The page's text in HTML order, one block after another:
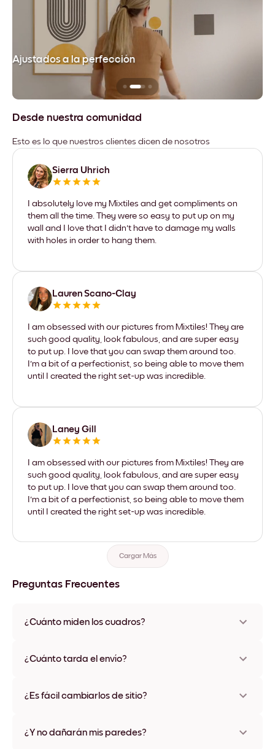
Ajustados a la perfección
Desde nuestra comunidad
Esto es lo que nuestros clientes dicen de nosotros
Sierra Uhrich
I absolutely love my Mixtiles and get compliments on
them all the time. They were so easy to put up on my
wall and I love that I didn't have to damage my walls
with holes in order to hang them.
Lauren Scano-Clay
I am obsessed with our pictures from Mixtiles! They are
such good quality, look fabulous, and are super easy
to put up. I love that you can swap them around too.
I'm a bit of a perfectionist, so being able to move them
until I created the right set-up was incredible.
Laney Gill
I am obsessed with our pictures from Mixtiles! They are
such good quality, look fabulous, and are super easy
to put up. I love that you can swap them around too.
I'm a bit of a perfectionist, so being able to move them
until I created the right set-up was incredible.
Cargar Más
Preguntas Frecuentes
¿Cuánto miden los cuadros?
varios materiales y colores de marco, incluidas opciones sin
¿Cuánto tarda el envío?
disponibles en algunos países. Te enviaremos un número de
¿Es fácil cambiarlos de sitio?
ningún daño
¿Y no dañarán mis paredes?